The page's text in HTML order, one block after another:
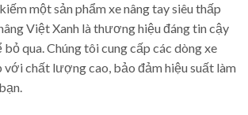
một sản phẩm xe nâng tay siêu thấp
Việt Xanh là thương hiệu đáng tin cậy
qua. Chúng tôi cung cấp các dòng xe
với chất lượng cao, bảo đảm hiệu suất làm